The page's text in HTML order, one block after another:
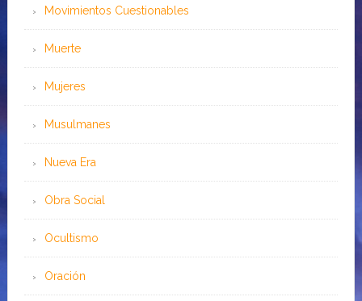
Movimientos Cuestionables
Muerte
Mujeres
Musulmanes
Nueva Era
Obra Social
Ocultismo
Oración